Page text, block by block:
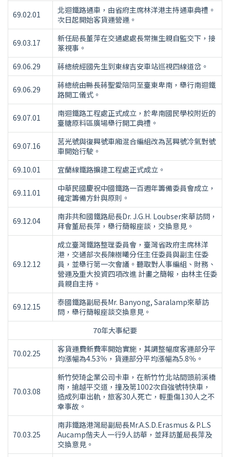
69.02.01
北迴鐵路通車，由省府主席林洋港主持通車典禮。
次日起開始客貨運營運。
69.03.17
新任局長董萍在交通處處長常撫生親自監交下，接
篆視事。
69.06.29
蔣總統經國先生到東線吉安車站巡視四線道岔。
69.06.29
蔣總統由縣長蔣聖愛陪同至臺東卑南，舉行南迴鐵
路開工儀式。
69.07.01
南迴鐵路工程處正式成立，於卑南國民學校附近的
臺糖原料區廣場舉行開工典禮。
69.07.16
莒光號與復興號車廂混合編組改為莒興號冷氣對號
車開始行駛。
69.10.01
宜蘭線鐵路擴建工程處正式成立。
69.11.01
中華民國慶祝中國鐵路一百週年籌備委員會成立，
確定籌備方針與原則。
69.12.04
南非共和國鐵路局長Dr. J.G.H. Loubser來華訪問，
拜會董局長萍，舉行簡報座談，交換意見。
69.12.12
成立臺灣鐵路整理委員會，臺灣省政府主席林洋
港，交通部次長陳樹曦分任主任委員與副主任委
員，並舉行第一次會議。聽取對人事編組、財務、
營運及重大投資四項改進 計畫之簡報，由林主任委
員親自主持。
69.12.15
泰國鐵路副局長Mr. Banyong, Saralamp來華訪
問，舉行簡報座談交換意見。
70年大事紀要
70.02.25
客貨運費新費率開始實施，其調整幅度客運部分平
均漲幅為4.53％，貨運部分平均漲幅為5.8％。
70.03.08
新竹熒琦企業公司卡車，在新竹竹北站間頭前溪橋
南，搶越平交道，撞及第1002次自強號特快車，
造成列車出軌，旅客30人死亡，輕重傷130人之不
幸事故。
70.03.25
南非鐵路港灣局副局長Mr.A.S.D.Erasmus & P.L.S
Aucamp偕夫人一行9人訪華，並拜訪董局長萍及
交換意見。